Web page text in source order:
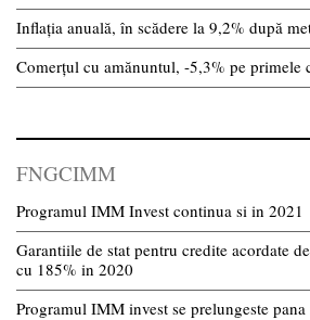
Inflația anuală, în scădere la 9,2% după
Comerțul cu amănuntul, -5,3% pe
FNGCIMM
Programul IMM Invest continua si in 2021
Garantiile de stat pentru credite acordate
cu 185% in 2020
Programul IMM invest se prelungeste